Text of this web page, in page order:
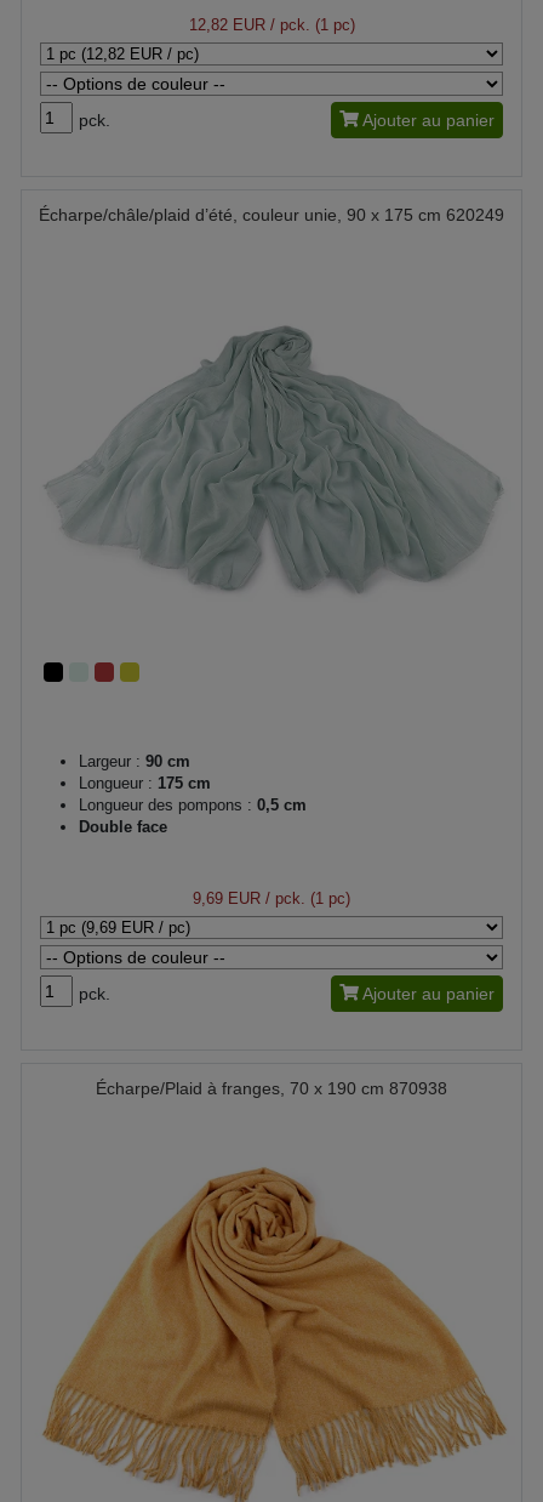
12,82 EUR/ pck. (1 pc)
pck. Ajouter au panier
Écharpe/châle/plaid d’été, couleur unie, 90 x 175 cm 620249
Largeur : 90 cm
Longueur : 175 cm
Longueur des pompons : 0,5 cm
Double face
9,69 EUR / pck. (1 pc)
pck. Ajouter au panier
Écharpe/Plaid à franges, 70 x 190 cm 870938